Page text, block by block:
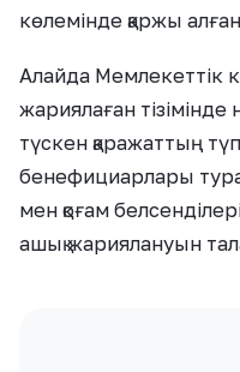
көлемінде қаржы
Алайда Мемлекеттік
жариялаған
түскен қаражаттың
бенефициарлары
мен қоғам
ашық жариялануын